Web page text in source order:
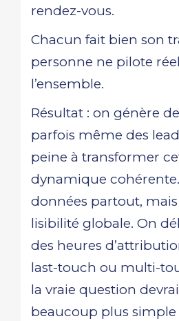
rendez-vous.
Chacun fait bien son
personne ne pilote
l’ensemble.
Résultat : on génère
parfois même des
peine à transformer
dynamique
données partout,
lisibilité globale. On
des heures
last-touch ou multi-
la vraie question
beaucoup plus simple